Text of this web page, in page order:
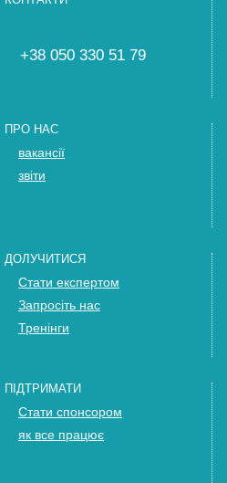
+38 050 330 51 79
ПРО НАС
вакансії
звіти
ДОЛУЧИТИСЯ
Стати експертом
Запросіть нас
Тренінги
ПІДТРИМАТИ
Стати спонсором
як все працює